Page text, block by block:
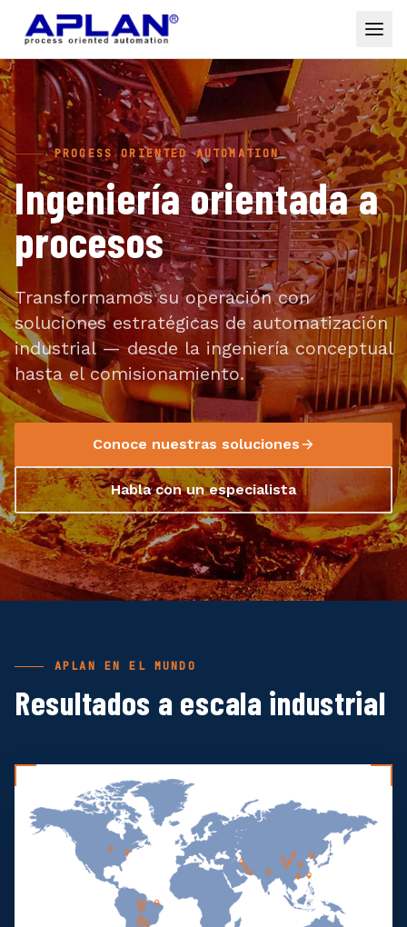
Saltar al contenido principal
PROCESS ORIENTED AUTOMATION
Ingeniería orientada a
procesos
Transformamos su operación con
soluciones estratégicas de automatización
industrial — desde la ingeniería conceptual
hasta el comisionamiento.
Conoce nuestras soluciones
Habla con un especialista
APLAN EN EL MUNDO
Resultados a escala industrial